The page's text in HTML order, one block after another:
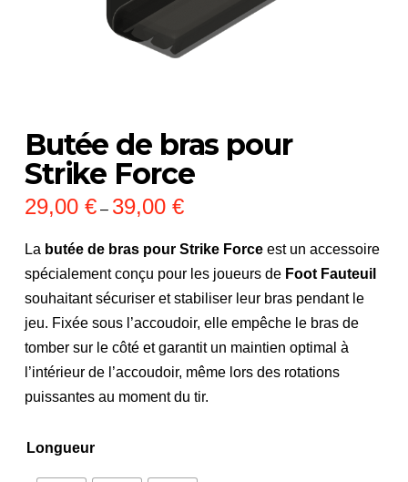
Butée de bras pour
Strike Force
29,00 € – 39,00 €Price
range:
through
La butée de bras pour Strike Forceest un accessoire
spécialement conçu pour les joueurs de Foot Fauteuil
souhaitant sécuriser et stabiliser leur bras pendant le
jeu. Fixée sous l’accoudoir, elle empêche le bras de
tomber sur le côté et garantit un maintien optimal à
l’intérieur de l’accoudoir, même lors des rotations
puissantes au moment du tir.
Longueur